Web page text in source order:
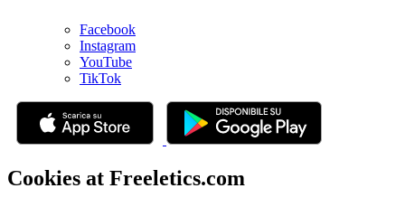
Facebook
Instagram
YouTube
TikTok
Cookies at Freeletics.com